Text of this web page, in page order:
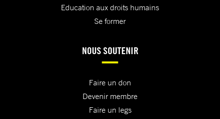
Education aux droits humains
Se former
NOUS SOUTENIR
Faire un don
Devenir membre
Faire un legs